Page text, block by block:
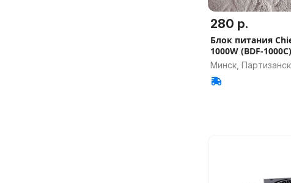
280 р.
Блок питания
1000W (BDF-1000C)
Минск,